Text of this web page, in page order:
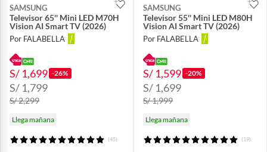
SAMSUNG
Televisor 65'' Mini LED M70H
Vision AI Smart TV (2026)
Por FALABELLA
S/ 1,699 -26%
S/ 1,799
S/ 2,299
Llega mañana
(45)
SAMSUNG
Televisor 55'' Mini LED M80H
Vision AI Smart TV (2026)
Por FALABELLA
S/ 1,599 -20%
S/ 1,699
S/ 1,999
Llega mañana
(19)